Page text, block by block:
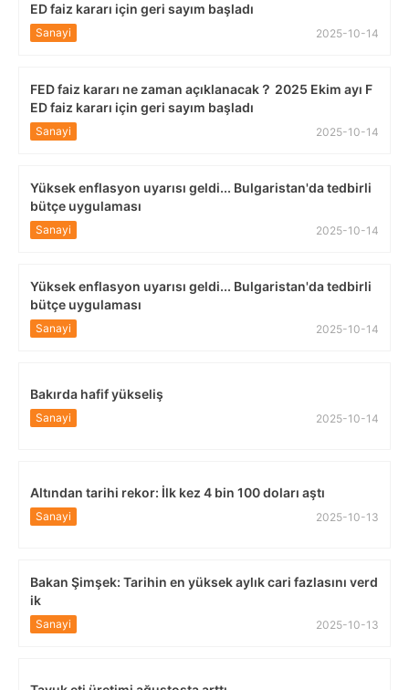
ED faiz kararı için geri sayım başladı
Sanayi 2025-10-14
FED faiz kararı ne zaman açıklanacak？ 2025 Ekim ayı F
ED faiz kararı için geri sayım başladı
Sanayi 2025-10-14
Yüksek enflasyon uyarısı geldi... Bulgaristan'da tedbirli
bütçe uygulaması
Sanayi 2025-10-14
Yüksek enflasyon uyarısı geldi... Bulgaristan'da tedbirli
bütçe uygulaması
Sanayi 2025-10-14
Bakırda hafif yükseliş
Sanayi 2025-10-14
Altından tarihi rekor: İlk kez 4 bin 100 doları aştı
Sanayi 2025-10-13
Bakan Şimşek: Tarihin en yüksek aylık cari fazlasını verd
ik
Sanayi 2025-10-13